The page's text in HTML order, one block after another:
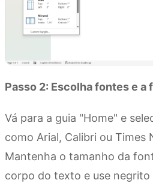
Passo 2: Escolha fontes e a
Vá para a guia "Home" e
como Arial, Calibri ou Times
Mantenha o tamanho da
corpo do texto e use